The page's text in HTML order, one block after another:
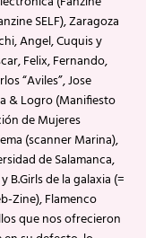
SELF), Zaragoza
Angel, Cuquis y
Felix, Fernando,
“Aviles”, Jose
& Logro (Manifiesto
de Mujeres
(scanner Marina),
de Salamanca,
B.Girls de la galaxia (=
Zine), Flamenco
que nos ofrecieron